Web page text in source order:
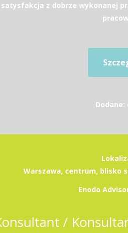
satysfakcja z dobrze wykonanej
Dodane:
Warszawa, centrum, blisko
Enodo